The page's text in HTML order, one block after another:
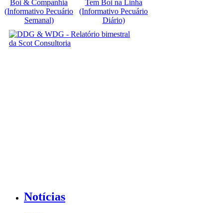
Boi & Companhia
(Informativo Pecuário
Semanal)
Tem Boi na Linha
(Informativo Pecuário
Diário)
Notícias